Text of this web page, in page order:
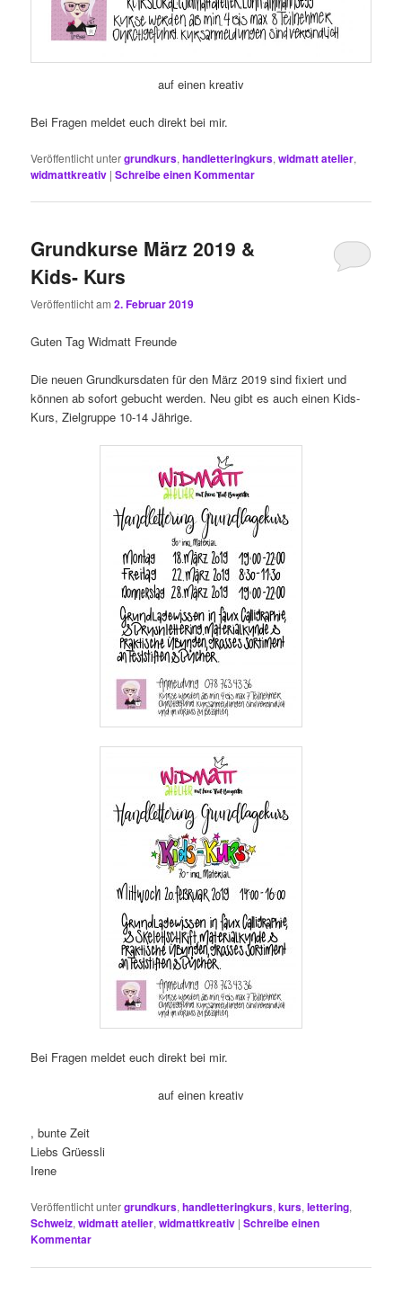
auf einen kreativ
Bei Fragen meldet euch direkt bei mir.
Veröffentlicht untergrundkurs,handletteringkurs,widmatt atelier,
widmattkreativ |Schreibe einen Kommentar
Grundkurse März 2019 &
Kids- Kurs
Veröffentlicht am2. Februar 2019
Guten Tag Widmatt Freunde
Die neuen Grundkursdaten für den März 2019 sind fixiert und
können ab sofort gebucht werden. Neu gibt es auch einen Kids-
Kurs, Zielgruppe 10-14 Jährige.
Bei Fragen meldet euch direkt bei mir.
auf einen kreativ
buyantibiotics24.net
, bunte Zeit
Liebs Grüessli
Irene
Veröffentlicht untergrundkurs,handletteringkurs,kurs,lettering,
Schweiz,widmatt atelier,widmattkreativ |Schreibe einen
Kommentar